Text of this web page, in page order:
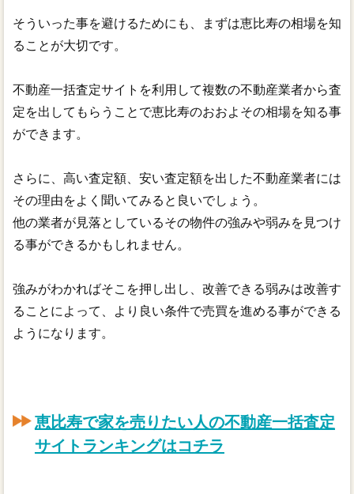
そういった事を避けるためにも、まずは恵比寿の相場を知
ることが大切です。
不動産一括査定サイトを利用して複数の不動産業者から査
定を出してもらうことで恵比寿のおおよその相場を知る事
ができます。
さらに、高い査定額、安い査定額を出した不動産業者には
その理由をよく聞いてみると良いでしょう。
他の業者が見落としているその物件の強みや弱みを見つけ
る事ができるかもしれません。
強みがわかればそこを押し出し、改善できる弱みは改善す
ることによって、より良い条件で売買を進める事ができる
ようになります。
恵比寿で家を売りたい人の不動産一括査定
サイトランキングはコチラ